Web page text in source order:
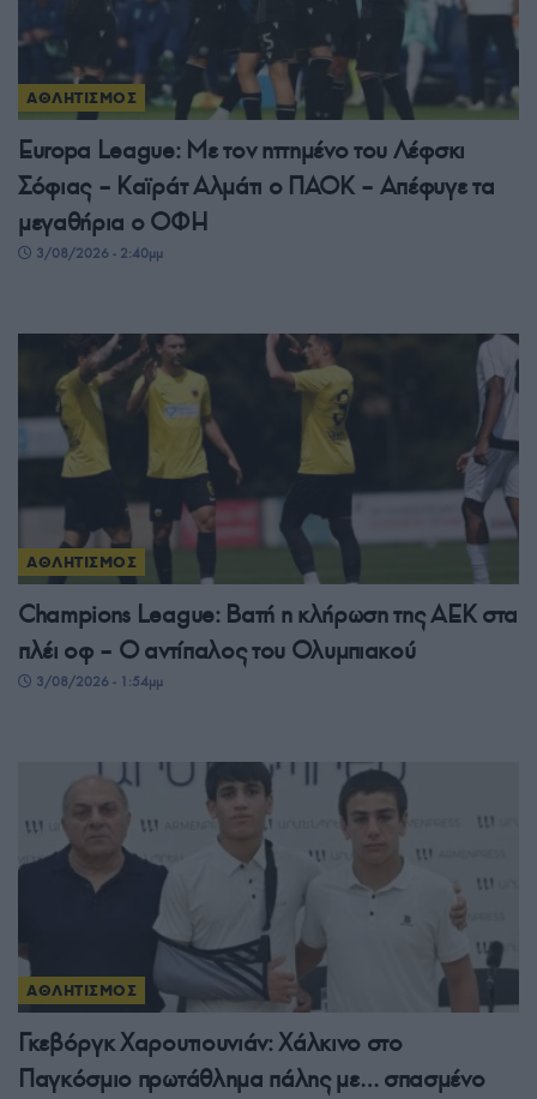
ΑΘΛΗΤΙΣΜΟΣ
Europa League: Με τον ηττημένο του Λέφσκι
Σόφιας – Καϊράτ Αλμάτι ο ΠΑΟΚ – Απέφυγε τα
μεγαθήρια ο ΟΦΗ
3/08/2026 - 2:40μμ
ΑΘΛΗΤΙΣΜΟΣ
Champions League: Βατή η κλήρωση της ΑΕΚ στα
πλέι οφ – Ο αντίπαλος του Ολυμπιακού
3/08/2026 - 1:54μμ
ΑΘΛΗΤΙΣΜΟΣ
Γκεβόργκ Χαρουτιουνιάν: Χάλκινο στο
Παγκόσμιο πρωτάθλημα πάλης με… σπασμένο